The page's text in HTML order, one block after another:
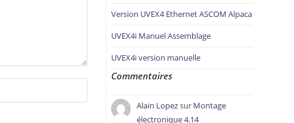
Version UVEX4 Ethernet ASCOM Alpaca
UVEX4i Manuel Assemblage
UVEX4i version manuelle
Commentaires
Alain Lopezsur Montage
électronique 4.14